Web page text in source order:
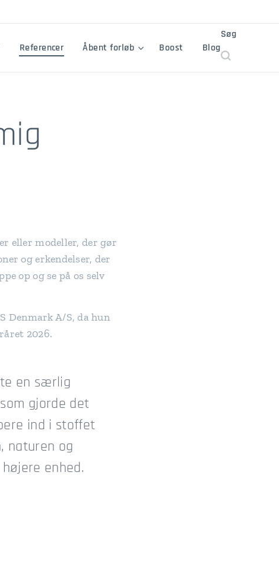
Referencer Åbent forløb Boost Blog
Søg
eller modeller, der gør
og erkendelser, der
op og se på os selv
Denmark A/S, da hun
2026.
en særlig
gjorde det
ind i stoffet
naturen og
enhed.